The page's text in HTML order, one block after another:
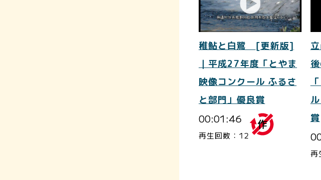
稚鮎と白鷺 [更新版]
｜平成27年度「とやま
映像コンクール ふるさ
と部門」優良賞
00:01:46
再生回数：12
賞
再